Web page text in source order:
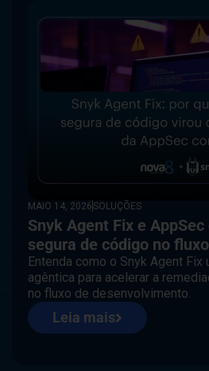
MAIO 14, 2026 SOLUÇÕES
Snyk Agent Fix e
segura de código no
Entenda como o Snyk Agent Fix
agêntica para acelerar a
no fluxo de desenvolvimento.
Leia mais